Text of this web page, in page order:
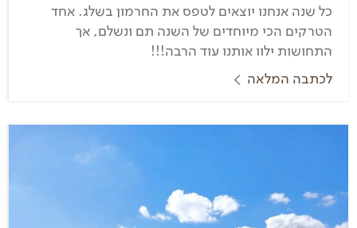
כל שנה אנחנו יוצאים לטפס את החרמון בשלג. אחד
הטרקים הכי מיוחדים של השנה תם ונשלם, אך
התחושות ילוו אותנו עוד הרבה!!!
לכתבה המלאה